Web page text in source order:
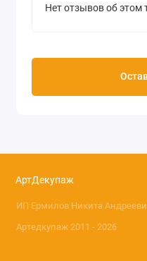
Нет отзывов об этом
АртДекупаж
ИП Ермилов Никита
Артедкупаж 2011 - 2026